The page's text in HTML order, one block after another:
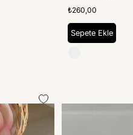
₺260,00
Sepete Ekle